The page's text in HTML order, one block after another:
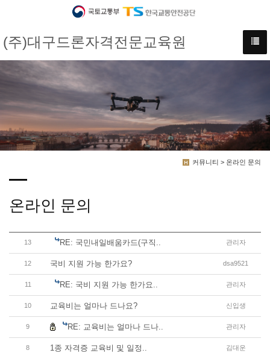
(주)대구드론자격전문교육원
커뮤니티 > 온라인 문의
온라인 문의
13 RE: 국민내일배움카드(구직.. 관리자
12 국비 지원 가능 한가요? dsa9521
11 RE: 국비 지원 가능 한가요.. 관리자
10 교육비는 얼마나 드나요? 신입생
9 RE: 교육비는 얼마나 드나.. 관리자
8 1종 자격증 교육비 및 일정.. 김대운